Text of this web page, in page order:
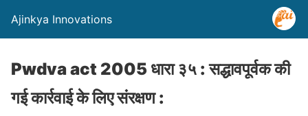
Ajinkya Innovations
Pwdva act 2005 धारा ३५ : सद्धावपूर्वक की
गई कार्रवाई के लिए संरक्षण :